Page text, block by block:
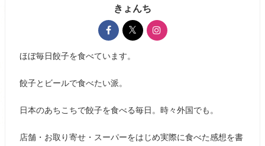
きょんち
ほぼ毎日餃子を食べています。
餃子とビールで食べたい派。
日本のあちこちで餃子を食べる毎日。時々外国でも。
店舗・お取り寄せ・スーパーをはじめ実際に食べた感想を書